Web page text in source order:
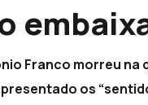
Franco morreu
os